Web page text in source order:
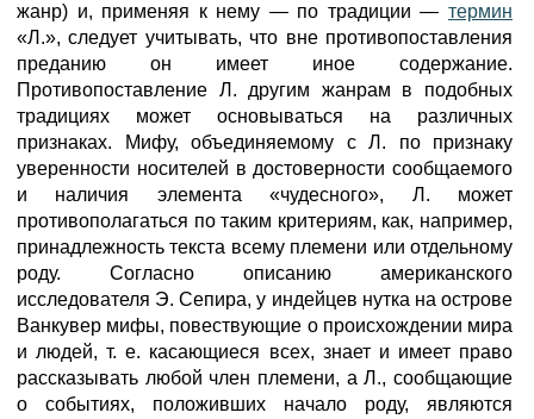
жанр) и, применяя к нему — по традиции — термин
«Л.», следует учитывать, что вне противопоставления
преданию он имеет иное содержание.
Противопоставление Л. другим жанрам в подобных
традициях может основываться на различных
признаках. Мифу, объединяемому с Л. по признаку
уверенности носителей в достоверности сообщаемого
и наличия элемента «чудесного», Л. может
противополагаться по таким критериям, как, например,
принадлежность текста всему племени или отдельному
роду. Согласно описанию американского
исследователя Э. Сепира, у индейцев нутка на острове
Ванкувер мифы, повествующие о происхождении мира
и людей, т. е. касающиеся всех, знает и имеет право
рассказывать любой член племени, а Л., сообщающие
о событиях, положивших начало роду, являются